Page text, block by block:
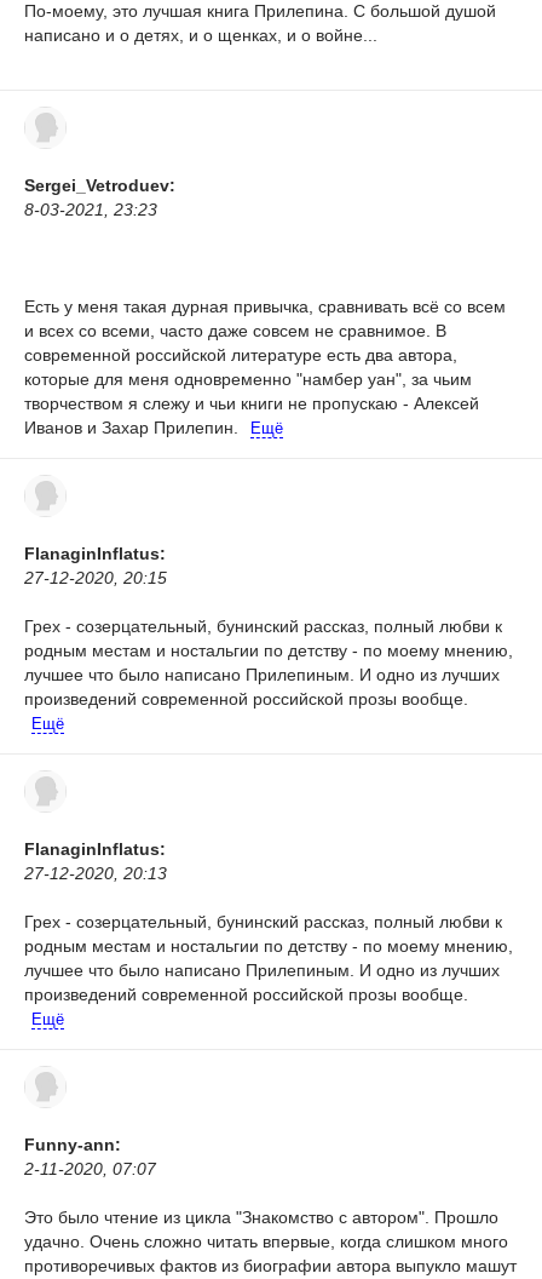
По-моему, это лучшая книга Прилепина. С большой душой
написано и о детях, и о щенках, и о войне...
Sergei_Vetroduev:
8-03-2021, 23:23
Есть у меня такая дурная привычка, сравнивать всё со всем
и всех со всеми, часто даже совсем не сравнимое. В
современной российской литературе есть два автора,
которые для меня одновременно "намбер уан", за чьим
творчеством я слежу и чьи книги не пропускаю - Алексей
Иванов и Захар Прилепин.
Ещё
FlanaginInflatus:
27-12-2020, 20:15
Грех - созерцательный, бунинский рассказ, полный любви к
родным местам и ностальгии по детству - по моему мнению,
лучшее что было написано Прилепиным. И одно из лучших
произведений современной российской прозы вообще.
Ещё
FlanaginInflatus:
27-12-2020, 20:13
Грех - созерцательный, бунинский рассказ, полный любви к
родным местам и ностальгии по детству - по моему мнению,
лучшее что было написано Прилепиным. И одно из лучших
произведений современной российской прозы вообще.
Ещё
Funny-ann:
2-11-2020, 07:07
Это было чтение из цикла "Знакомство с автором". Прошло
удачно. Очень сложно читать впервые, когда слишком много
противоречивых фактов из биографии автора выпукло машут